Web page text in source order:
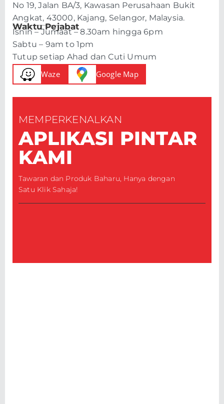
No 19, Jalan BA/3, Kawasan Perusahaan Bukit
Angkat, 43000, Kajang, Selangor, Malaysia.
Waktu Pejabat
Isnin – Jumaat – 8.30am hingga 6pm
Sabtu – 9am to 1pm
Tutup setiap Ahad dan Cuti Umum
Waze Google Map
MEMPERKENALKAN
APLIKASI PINTAR
KAMI
Tawaran dan Produk Baharu, Hanya dengan
Satu Klik Sahaja!